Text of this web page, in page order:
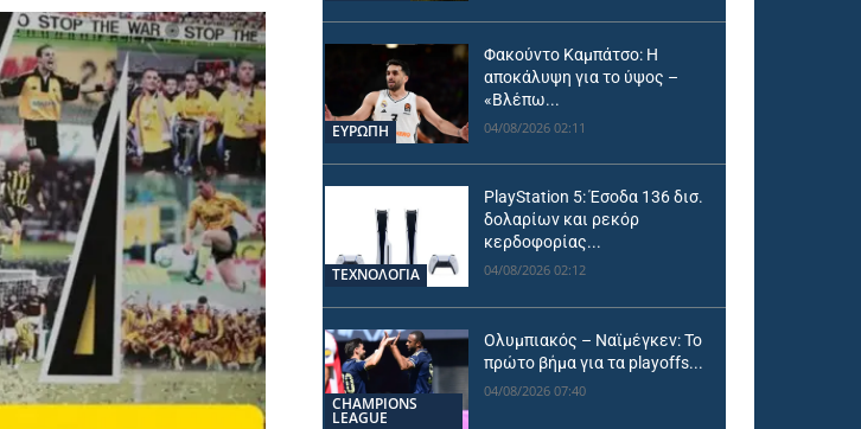
ΕΥΡΩΠΗ
Φακούντο Καμπάτσο: Η
αποκάλυψη για το ύψος –
«Βλέπω...
04/08/2026 02:11
ΤΕΧΝΟΛΟΓΙΑ
PlayStation 5: Έσοδα 136 δισ.
δολαρίων και ρεκόρ
κερδοφορίας...
04/08/2026 02:12
CHAMPIONS
LEAGUE
Ολυμπιακός – Ναϊμέγκεν: Το
πρώτο βήμα για τα playoffs...
04/08/2026 07:40